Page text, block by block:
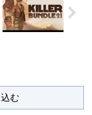
む